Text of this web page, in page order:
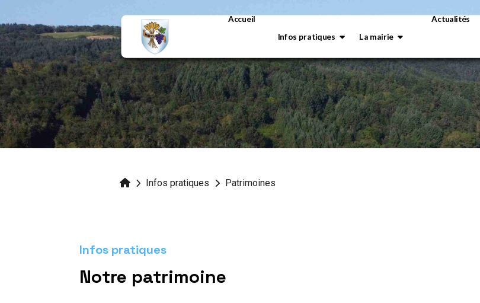
Accueil
Infos pratiques La mairie
Actualités
Infos pratiques Patrimoines
Infos pratiques
Notre patrimoine